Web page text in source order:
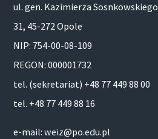
ul. gen. Kazimierza Sosnkowskiego
31, 45-272 Opole
NIP: 754-00-08-109
REGON: 000001732
tel. (sekretariat) +48 77 449 88 00
tel. +48 77 449 88 16
e-mail: weiz@po.edu.pl